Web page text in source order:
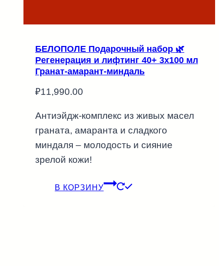
БЕЛОПОЛЕ Подарочный набор 🌿
Регенерация и лифтинг 40+ 3х100 мл
Гранат-амарант-миндаль
₽11,990.00
Антиэйдж-комплекс из живых масел
граната, амаранта и сладкого
миндаля – молодость и сияние
зрелой кожи!
В КОРЗИНУ